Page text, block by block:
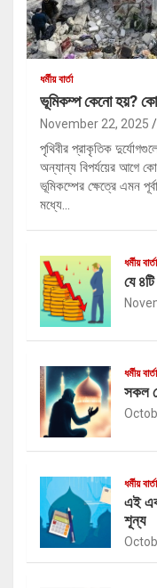
ধর্মীয় বার্তা
ভূমিকম্প কেনো হয়?
November 22, 2025
পৃথিবীর প্রাকৃতিক
অন্যান্য বিপর্যয়ের আগে
ভূমিকম্পের ক্ষেত্রে এমন
মধ্যে…
ধর্মীয় বার্তা
যে
ধর্মীয় বার্তা
সকল
ধর্মীয় বার্তা
এই এক
শূন্য